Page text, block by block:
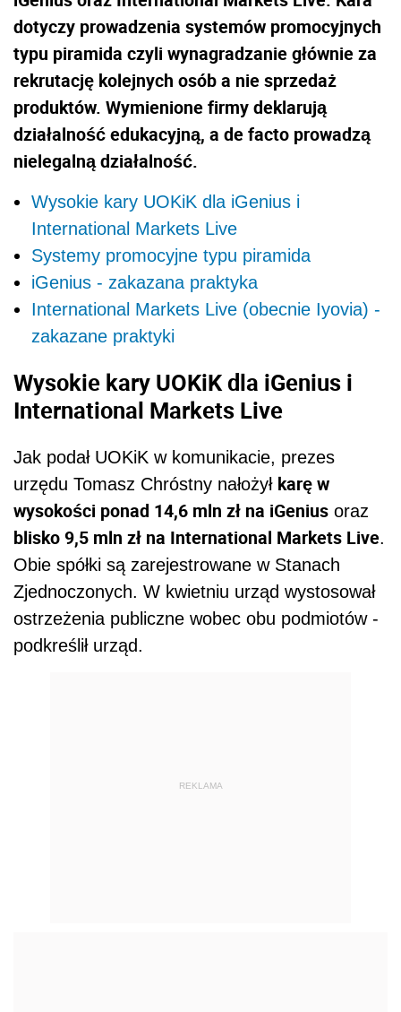
dotyczy prowadzenia systemów promocyjnych
typu piramida czyli wynagradzanie głównie za
rekrutację kolejnych osób a nie sprzedaż
produktów. Wymienione firmy deklarują
działalność edukacyjną, a de facto prowadzą
nielegalną działalność.
Wysokie kary UOKiK dla iGenius i
International Markets Live
Systemy promocyjne typu piramida
iGenius - zakazana praktyka
International Markets Live (obecnie Iyovia) -
zakazane praktyki
Wysokie kary UOKiK dla iGenius i
International Markets Live
Jak podał UOKiK w komunikacie, prezes
urzędu Tomasz Chróstny nałożył karę w
wysokości ponad 14,6 mln zł na iGenius oraz
blisko 9,5 mln zł na International Markets Live.
Obie spółki są zarejestrowane w Stanach
Zjednoczonych. W kwietniu urząd wystosował
ostrzeżenia publiczne wobec obu podmiotów -
podkreślił urząd.
REKLAMA